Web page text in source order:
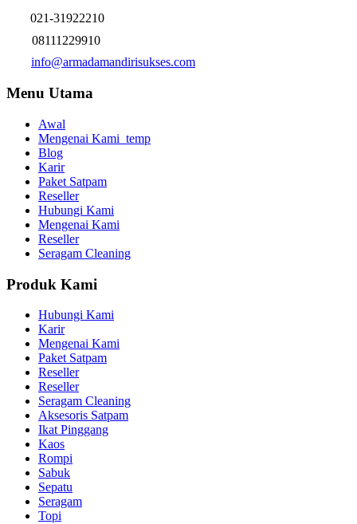
021-31922210
08111229910
info@armadamandirisukses.com
Menu Utama
Awal
Mengenai Kami_temp
Blog
Karir
Paket Satpam
Reseller
Hubungi Kami
Mengenai Kami
Reseller
Seragam Cleaning
Produk Kami
Hubungi Kami
Karir
Mengenai Kami
Paket Satpam
Reseller
Reseller
Seragam Cleaning
Aksesoris Satpam
Ikat Pinggang
Kaos
Rompi
Sabuk
Sepatu
Seragam
Topi